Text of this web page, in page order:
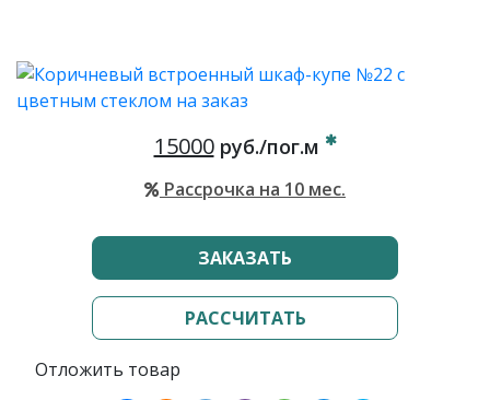
15000руб./пог.м
Рассрочка на 10 мес.
ЗАКАЗАТЬ
РАССЧИТАТЬ
Отложить товар